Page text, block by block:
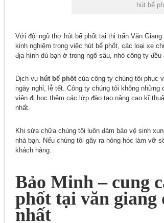
hút bể
Với đội ngũ thợ hút bể phốt tại thị trấn Văn
kinh nghiệm trong việc hút bể phốt, các loại xe
địa hình dù bạn ở trong ngõ sâu, nhỏ công ty đều
Dịch vụ hút bể phốtcủa công ty chúng tôi phục
ngày nghỉ, lễ tết. Công ty chúng tôi không những
viên đi học thêm các lớp đào tạo nâng cao kĩ
nhất.
Khi sửa chữa chúng tôi luôn đảm bảo vệ sinh
nhà bạn. Nếu chúng tôi gây ra hỏng hóc làm vỡ
khách hàng.
Bảo Minh – cung
phốt tại văn giang
nhất